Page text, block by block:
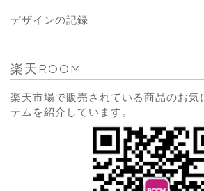
デザインの記録
楽天ROOM
楽天市場で販売されている商品のお気
テムを紹介しています。